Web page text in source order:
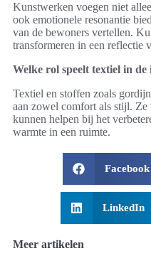
Kunstwerken voegen niet
ook emotionele resonantie
van de bewoners vertellen.
transformeren in een reflectie
Welke rol speelt textiel in
Textiel en stoffen zoals
aan zowel comfort als stijl. Ze
kunnen helpen bij het
warmte in een ruimte.
Facebook
LinkedIn
Meer artikelen